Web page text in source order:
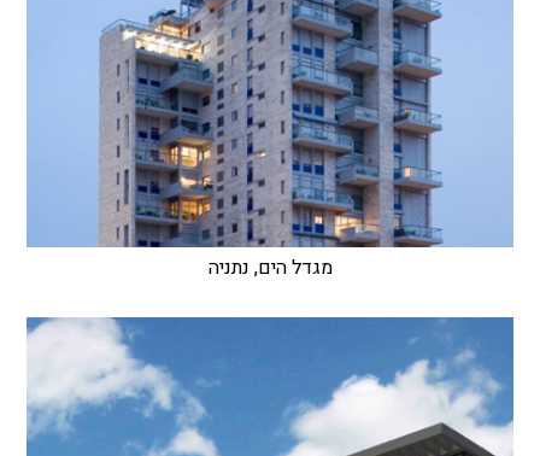
מגדל הים, נתניה